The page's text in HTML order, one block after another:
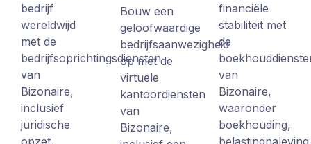
bedrijf
wereldwijd
met de
bedrijfsoprichtingsdiensten
van
Bizonaire,
inclusief
juridische
opzet,
Bouw een
geloofwaardige
bedrijfsaanwezigheid
op met de
virtuele
kantoordiensten
van
Bizonaire,
financiële
stabiliteit met
de
van
Bizonaire,
waaronder
boekhouding,